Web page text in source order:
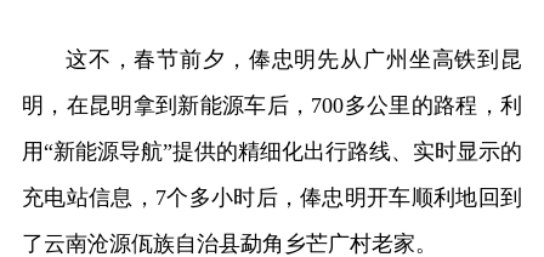
这不，春节前夕，俸忠明先从广州坐高铁到昆
明，在昆明拿到新能源车后，700多公里的路程，利
用“新能源导航”提供的精细化出行路线、实时显示的
充电站信息，7个多小时后，俸忠明开车顺利地回到
了云南沧源佤族自治县勐角乡芒广村老家。